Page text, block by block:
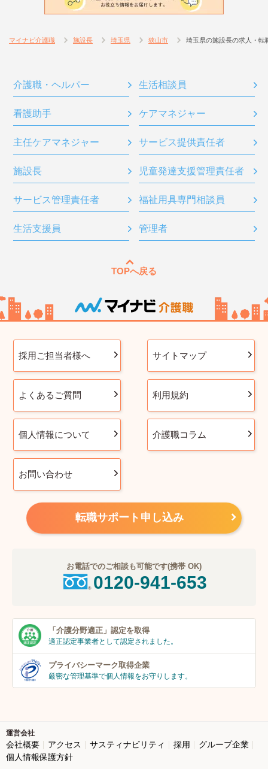
マイナビ介護職 施設長 埼玉県 狭山市 埼玉県の施設長の求人・転
介護職・ヘルパー 生活相談員
看護助手 ケアマネジャー
主任ケアマネジャー サービス提供責任者
施設長 児童発達支援管理責任者
サービス管理責任者 福祉用具専門相談員
生活支援員 管理者
TOPへ戻る
採用ご担当者様へ サイトマップ
よくあるご質問 利用規約
個人情報について 介護職コラム
お問い合わせ
転職サポート申し込み
お電話でのご相談も可能です(携帯 OK)
0120-941-653
「介護分野適正」 認定を取得
適正認定事業者として認定されました。
プライバシーマーク取得企業
厳密な管理基準で個人情報をお守りします。
運営会社
会社概要 アクセス サスティナビリティ 採用
グループ企業
個人情報保護方針